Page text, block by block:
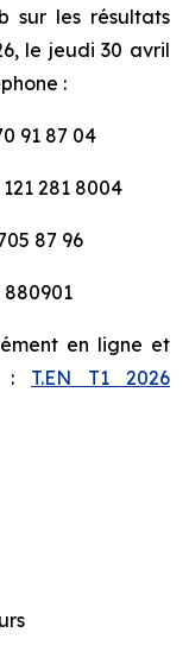
sur les résultats
le jeudi 30 avril
:
91 87 04
281 8004
87 96
880901
en ligne et
: T.EN T1 2026